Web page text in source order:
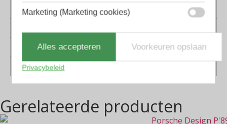
materiaal
Geschikt voor
Dames, Heren
Vorm
Gerelateerde producten
Marketing (Marketing cookies)
Alles accepteren Voorkeuren opslaan
Privacybeleid